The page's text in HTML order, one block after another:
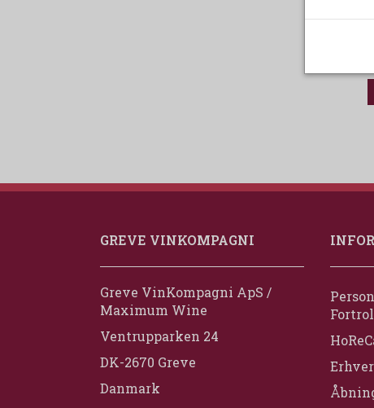
GREVE VINKOMPAGNI
Greve VinKompagni ApS /
Maximum Wine
Ventrupparken 24
DK-2670 Greve
Danmark